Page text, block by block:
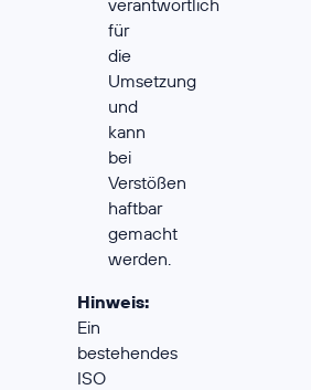
verantwortlich
für
die
Umsetzung
und
kann
bei
Verstößen
haftbar
gemacht
werden.
Hinweis:
Ein
bestehendes
ISO